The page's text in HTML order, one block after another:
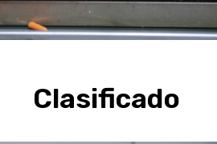
Clasificado